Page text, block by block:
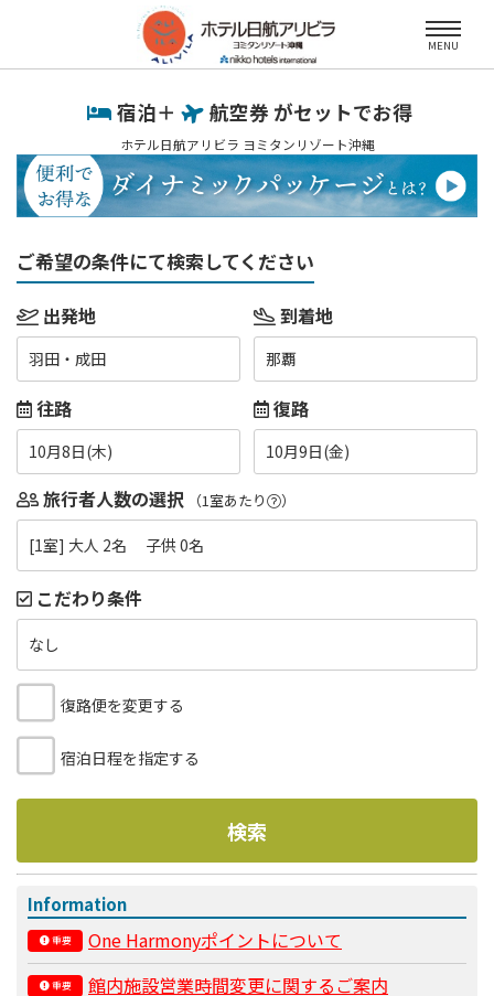
MENU
宿泊＋ 航空券 がセットでお得
ホテル日航アリビラ ヨミタンリゾート沖縄
ご希望の条件にて検索してください
出発地
羽田・成田
到着地
那覇
往路
10月8日(木)
復路
10月9日(金)
旅行者人数の選択 （1室あたり ）
[1室] 大人 2名 子供 0名
こだわり条件
なし
復路便を変更する
宿泊日程を指定する
検索
Information
重要 One Harmonyポイントについて
重要 館内施設営業時間変更に関するご案内